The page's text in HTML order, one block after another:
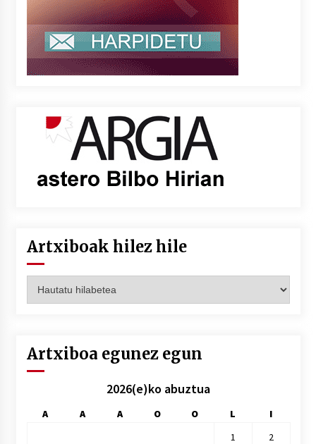
Artxiboak hilez hile
hilez
Artxiboa egunez egun
2026(e)ko abuztua
A A A O O L
I
1
2